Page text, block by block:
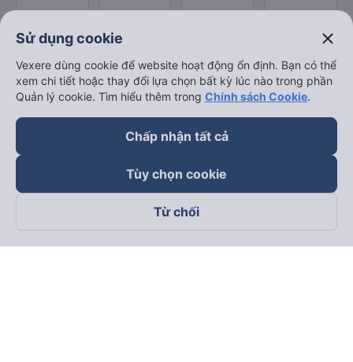
Theo dõi chúng tôi trên
Sử dụng cookie close
Vexere dùng cookie để website hoạt động ổn định. Bạn có thể
xem chi tiết hoặc thay đổi lựa chọn bất kỳ lúc nào trong phần
Quản lý cookie. Tìm hiểu thêm trong Chính sách Cookie.
Chấp nhận tất cả
Tùy chọn cookie
Từ chối